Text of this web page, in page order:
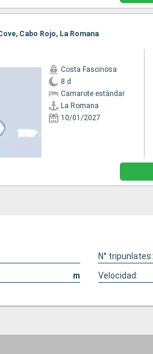
Cabo Rojo, La Romana
Costa Fascinosa
8 d
Camarote estándar
La Romana
10/01/2027
N° tripunlates:
m Velocidad: